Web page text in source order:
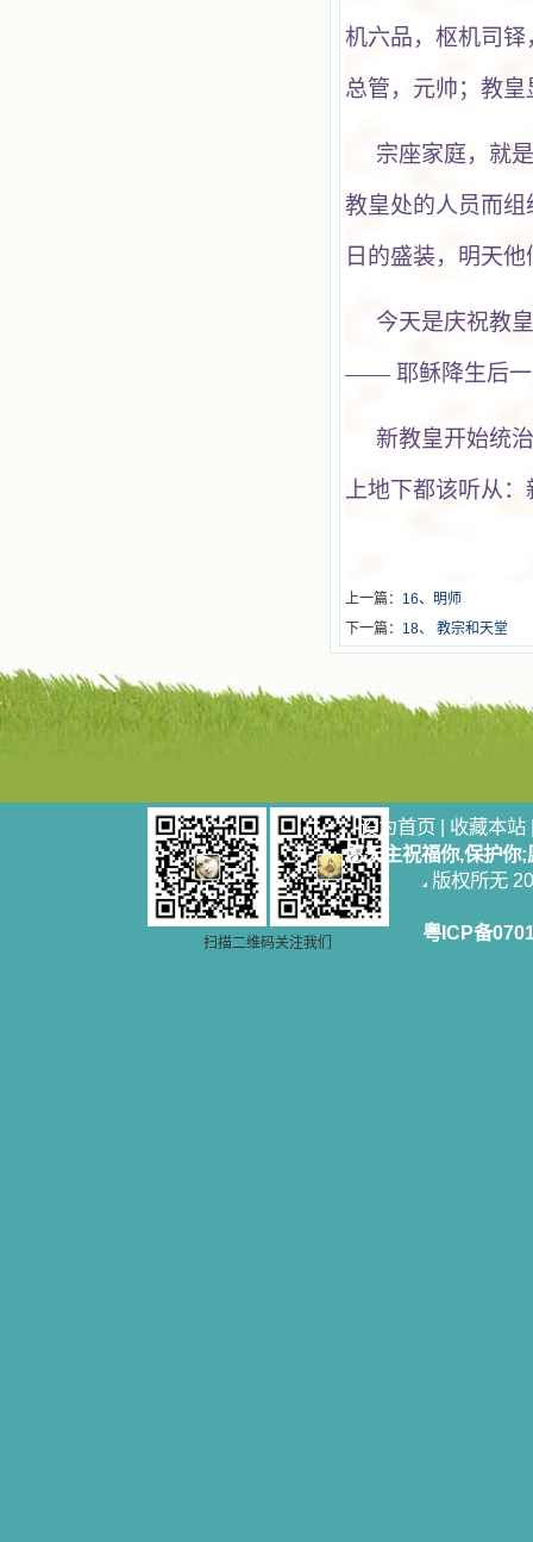
机六品，枢机司
总管，元帅；教
宗座家庭，就
教皇处的人员而
日的盛装，明天
今天是庆祝教
—— 耶稣降生后一
新教皇开始统
上地下都该听从
上一篇： 16、明师
下一篇： 18、 教宗和天堂
扫描二维码关注我们
设为首页 | 收藏本站
愿天主祝福你,保护你
版权所无
粤ICP备